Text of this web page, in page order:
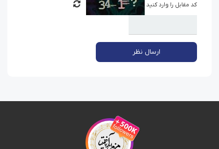
کد مقابل را وارد کنید
ارسال نظر